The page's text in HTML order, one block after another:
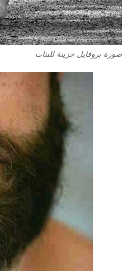
صورة بروفايل حزينة للبنات